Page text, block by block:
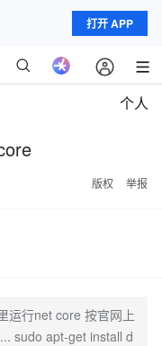
打开 APP
个人
版权 举报
运行net core 按官网上
sudo apt-get install d